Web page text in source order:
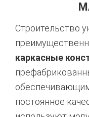
Строительство
каркасные
постоянное